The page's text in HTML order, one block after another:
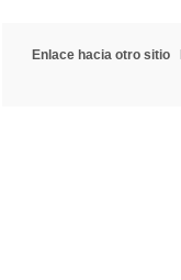
Enlace hacia otro sitio